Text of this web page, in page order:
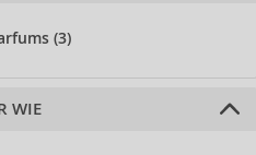
(3)
WIE